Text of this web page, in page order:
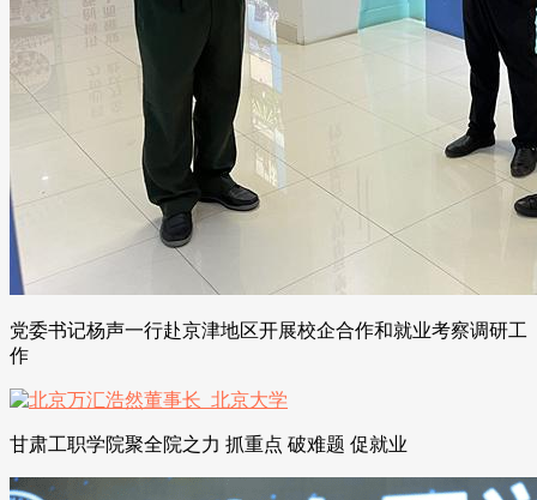
党委书记杨声一行赴京津地区开展校企合作和就业考察调研工
作
甘肃工职学院聚全院之力 抓重点 破难题 促就业